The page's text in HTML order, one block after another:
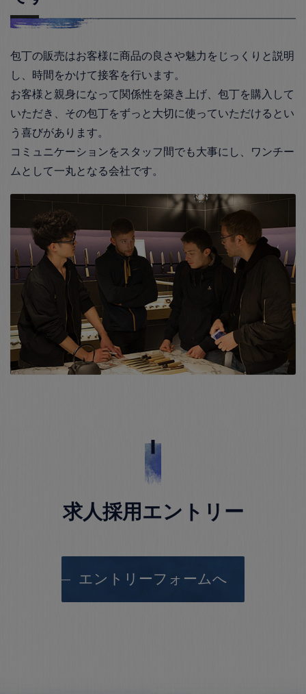
包丁の販売はお客様に商品の良さや魅力をじっくりと説明
し、時間をかけて接客を行います。
お客様と親身になって関係性を築き上げ、包丁を購入して
いただき、その包丁をずっと大切に使っていただけるとい
う喜びがあります。
コミュニケーションをスタッフ間でも大事にし、ワンチー
ムとして一丸となる会社です。
求人採用エントリー
エントリーフォームへ